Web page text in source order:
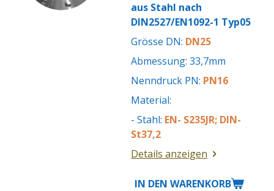
aus Stahl nach
DIN2527/EN1092-1 Typ05
Grösse DN: DN25
Abmessung: 33,7mm
Nenndruck PN: PN16
Material:
- Stahl: EN- S235JR; DIN-
St37,2
Details anzeigen
IN DEN WARENKORB